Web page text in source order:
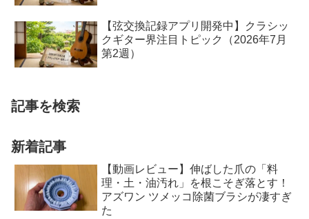
【弦交換記録アプリ開発中】クラシッ
クギター界注目トピック（2026年7月
第2週）
記事を検索
新着記事
【動画レビュー】伸ばした爪の「料
理・土・油汚れ」を根こそぎ落とす！
アズワン ツメッコ除菌ブラシが凄すぎ
た